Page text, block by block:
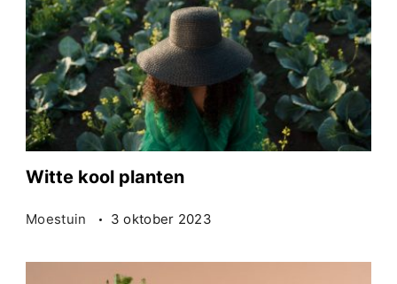
Witte kool planten
Moestuin 3 oktober 2023